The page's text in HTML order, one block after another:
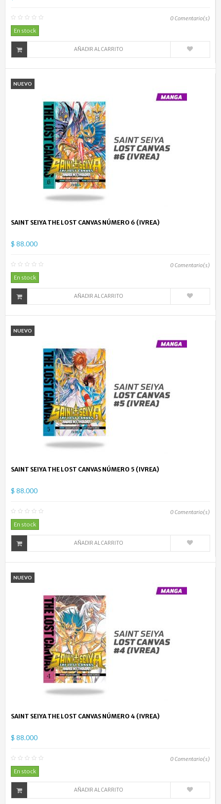
0Comentario(s)
En stock
AÑADIR AL CARRITO
NUEVO
SAINT SEIYA THE LOST CANVAS NÚMERO 6 (IVREA)
$ 88.000
0Comentario(s)
En stock
AÑADIR AL CARRITO
NUEVO
SAINT SEIYA THE LOST CANVAS NÚMERO 5 (IVREA)
$ 88.000
0Comentario(s)
En stock
AÑADIR AL CARRITO
NUEVO
SAINT SEIYA THE LOST CANVAS NÚMERO 4 (IVREA)
$ 88.000
0Comentario(s)
En stock
AÑADIR AL CARRITO